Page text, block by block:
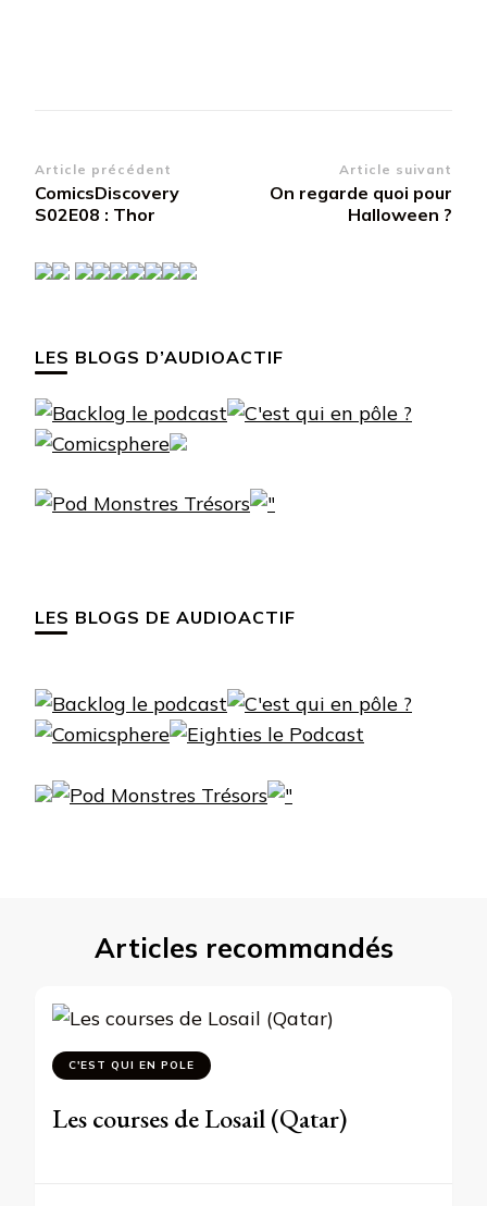
Navigation
d’article
Article précédent
ComicsDiscovery
S02E08 : Thor
Article suivant
On regarde quoi pour
Halloween ?
LES BLOGS D’AUDIOACTIF
LES BLOGS DE AUDIOACTIF
Articles recommandés
C'EST QUI EN POLE
Les courses de Losail (Qatar)